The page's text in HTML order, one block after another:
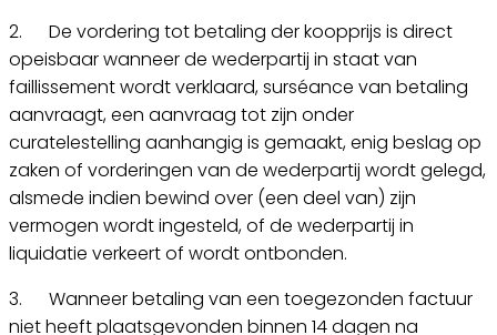
2. De vordering tot betaling der koopprijs is direct
opeisbaar wanneer de wederpartij in staat van
faillissement wordt verklaard, surséance van betaling
aanvraagt, een aanvraag tot zijn onder
curatelestelling aanhangig is gemaakt, enig beslag op
zaken of vorderingen van de wederpartij wordt gelegd,
alsmede indien bewind over (een deel van) zijn
vermogen wordt ingesteld, of de wederpartij in
liquidatie verkeert of wordt ontbonden.
3. Wanneer betaling van een toegezonden factuur
niet heeft plaatsgevonden binnen 14 dagen na